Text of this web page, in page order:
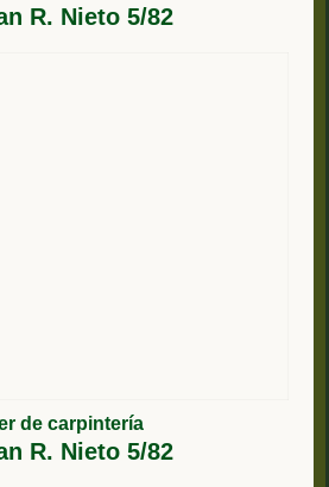
R. Nieto 5/82
de carpintería
R. Nieto 5/82